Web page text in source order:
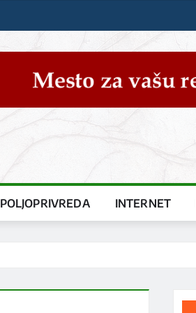
POLJOPRIVREDA INTERNET